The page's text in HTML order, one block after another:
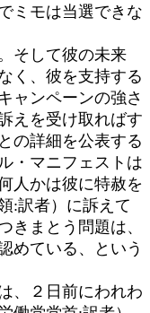
ミモは当選できな
そして彼の未来
く、彼を支持する
ャンペーンの強さ
えを受け取ればす
の詳細を公表する
・マニフェストは
人かは彼に特赦を
:訳者）に訴えて
きまとう問題は、
めている、という
、２日前にわれわ